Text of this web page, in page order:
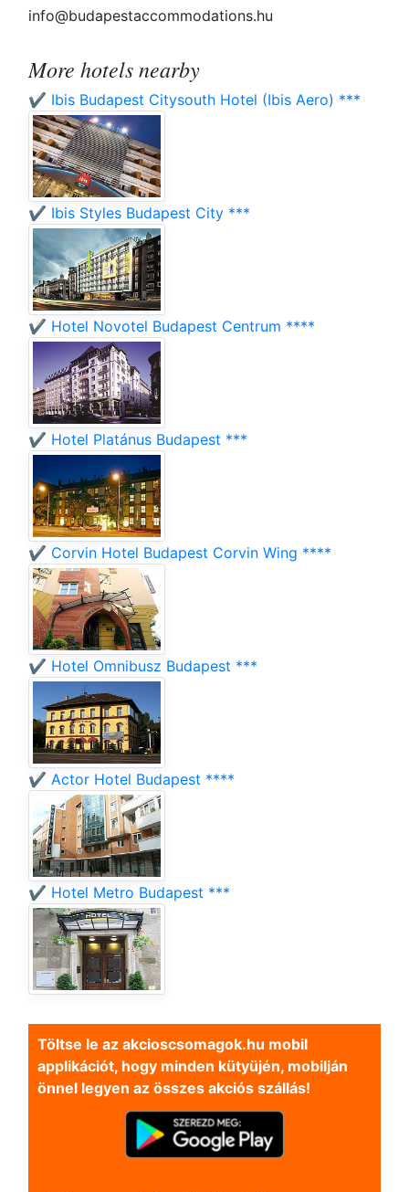
info@budapestaccommodations.hu
More hotels nearby
✔️ Ibis Budapest Citysouth Hotel (Ibis Aero) ***
✔️ Ibis Styles Budapest City ***
✔️ Hotel Novotel Budapest Centrum ****
✔️ Hotel Platánus Budapest ***
✔️ Corvin Hotel Budapest Corvin Wing ****
✔️ Hotel Omnibusz Budapest ***
✔️ Actor Hotel Budapest ****
✔️ Hotel Metro Budapest ***
Töltse le az akcioscsomagok.hu mobil
applikációt, hogy minden kütyüjén, mobilján
önnel legyen az összes akciós szállás!